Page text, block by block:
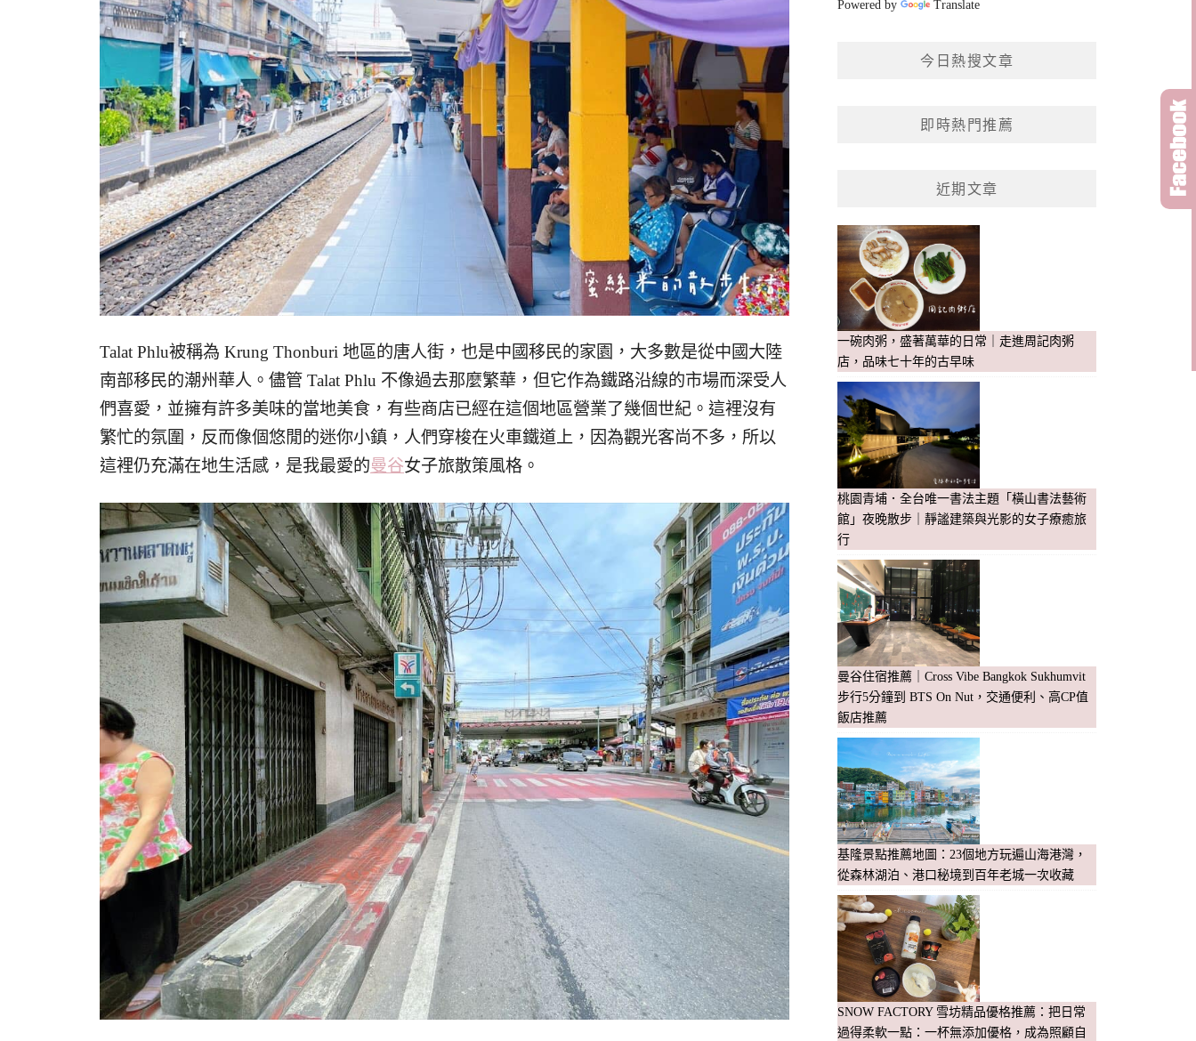
Talat Phlu被稱為 Krung Thonburi 地區的唐人街，也是中國移民的家園，大多數是從中國大陸
南部移民的潮州華人。儘管 Talat Phlu 不像過去那麼繁華，但它作為鐵路沿線的市場而深受人
們喜愛，並擁有許多美味的當地美食，有些商店已經在這個地區營業了幾個世紀。這裡沒有
繁忙的氛圍，反而像個悠閒的迷你小鎮，人們穿梭在火車鐵道上，因為觀光客尚不多，所以
這裡仍充滿在地生活感，是我最愛的曼谷女子旅散策風格。
Powered by Translate
今日熱搜文章
即時熱門推薦
近期文章
一碗肉粥，盛著萬華的日常｜走進周記肉粥
店，品味七十年的古早味
桃園青埔．全台唯一書法主題「橫山書法藝術
館」夜晚散步｜靜謐建築與光影的女子療癒旅
行
曼谷住宿推薦｜Cross Vibe Bangkok Sukhumvit
步行5分鐘到 BTS On Nut，交通便利、高CP值
飯店推薦
基隆景點推薦地圖：23個地方玩遍山海港灣，
從森林湖泊、港口秘境到百年老城一次收藏
SNOW FACTORY 雪坊精品優格推薦：把日常
過得柔軟一點：一杯無添加優格，成為照顧自